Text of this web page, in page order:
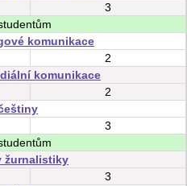
3
komunikace
2
komunikace
2
3
žurnalistiky
3